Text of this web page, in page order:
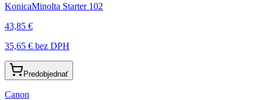
KonicaMinolta Starter 102
43,85 €
35,65 € bez DPH
Predobjednať
Canon